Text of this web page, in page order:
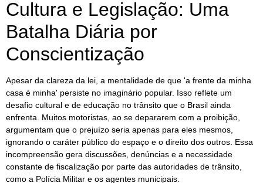
Cultura e Legislação: Uma
Batalha Diária por
Conscientização
Apesar da clareza da lei, a mentalidade de que 'a frente da minha
casa é minha' persiste no imaginário popular. Isso reflete um
desafio cultural e de educação no trânsito que o Brasil ainda
enfrenta. Muitos motoristas, ao se depararem com a proibição,
argumentam que o prejuízo seria apenas para eles mesmos,
ignorando o caráter público do espaço e o direito dos outros. Essa
incompreensão gera discussões, denúncias e a necessidade
constante de fiscalização por parte das autoridades de trânsito,
como a Polícia Militar e os agentes municipais.